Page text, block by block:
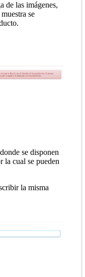
de las imágenes,
se
se disponen
la cual se pueden
la misma